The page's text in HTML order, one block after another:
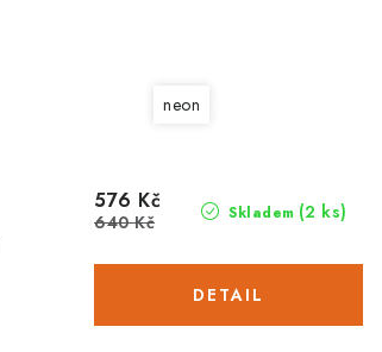
neon
Skladem (2 ks)
576 Kč
640 Kč